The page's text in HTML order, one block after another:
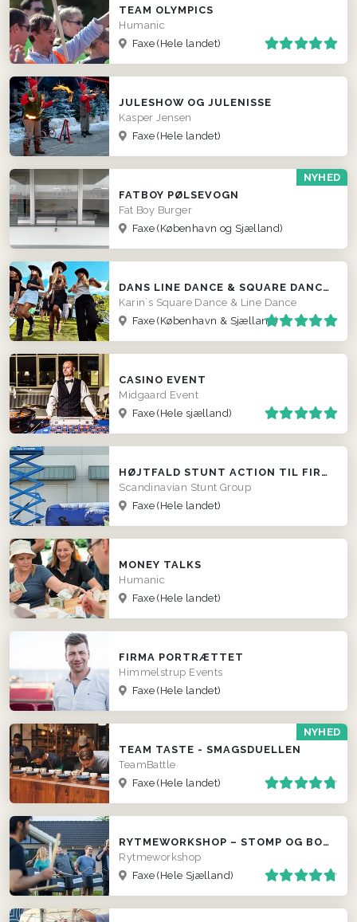
TEAM OLYMPICS
Humanic
Faxe(Hele landet)
JULESHOW OG JULENISSE
Kasper Jensen
Faxe(Hele landet)
NYHED
FATBOY PØLSEVOGN
Fat Boy Burger
Faxe(København og Sjælland)
DANS LINE DANCE & SQUARE DANCE - EVT. TIL BRYLLUP
Karin`s Square Dance & Line Dance
Faxe(København & Sjælland)
CASINO EVENT
Midgaard Event
Faxe(Hele sjælland)
HØJTFALD STUNT ACTION TIL FIRMAER
Scandinavian Stunt Group
Faxe(Hele landet)
MONEY TALKS
Humanic
Faxe(Hele landet)
FIRMA PORTRÆTTET
Himmelstrup Events
Faxe(Hele landet)
NYHED
TEAM TASTE - SMAGSDUELLEN
TeamBattle
Faxe(Hele landet)
RYTMEWORKSHOP – STOMP OG BODYPERCUSSION
Rytmeworkshop
Faxe(Hele Sjælland)